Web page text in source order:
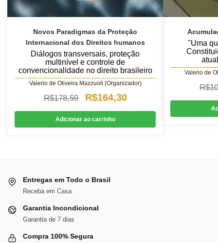
Novos Paradigmas da Proteção
Internacional dos Direitos humanos
Diálogos transversais, proteção
multinível e controle de
convencionalidade no direito brasileiro
Valerio de Oliveira Mazzuoli (Organizador)
R$178,59
O
preço
original
R$164,30O
preço
atual
Adicionar ao carrinho
"Uma
Valerio de
R$
Entregas em Todo o Brasil
Receba em Casa
Garantia Incondicional
Garantia de 7 dias
Compra 100% Segura